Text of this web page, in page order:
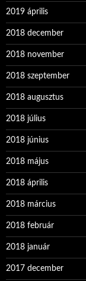
2019 április
2018 december
2018 november
2018 szeptember
2018 augusztus
2018 július
2018 június
2018 május
2018 április
2018 március
2018 február
2018 január
2017 december